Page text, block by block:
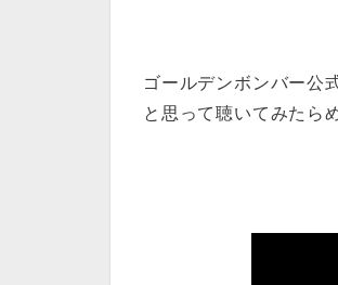
ゴールデンボンバー公
と思って聴いてみたら